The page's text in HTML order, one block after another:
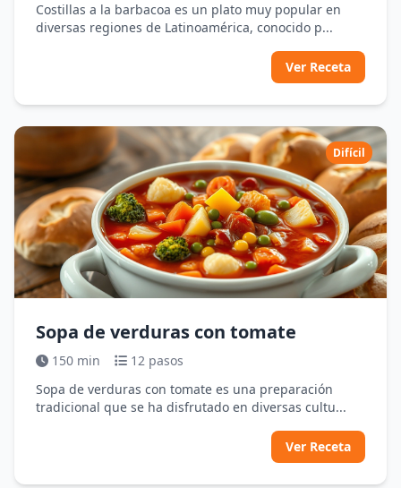
Costillas a la barbacoa es un plato muy popular en
diversas regiones de Latinoamérica, conocido p...
Ver Receta
Difícil
Sopa de verduras con tomate
150 min
12 pasos
Sopa de verduras con tomate es una preparación
tradicional que se ha disfrutado en diversas cultu...
Ver Receta